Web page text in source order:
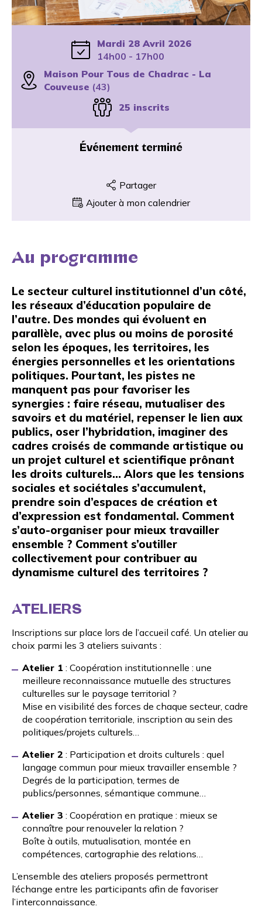
Mardi 28 Avril 2026
14h00 - 17h00
Maison Pour Tous de Chadrac - La
Couveuse (43)
25 inscrits
Événement terminé
Partager
Ajouter à mon calendrier
Au programme
Le secteur culturel institutionnel d’un côté,
les réseaux d’éducation populaire de
l’autre. Des mondes qui évoluent en
parallèle, avec plus ou moins de porosité
selon les époques, les territoires, les
énergies personnelles et les orientations
politiques. Pourtant, les pistes ne
manquent pas pour favoriser les
synergies : faire réseau, mutualiser des
savoirs et du matériel, repenser le lien aux
publics, oser l’hybridation, imaginer des
cadres croisés de commande artistique ou
un projet culturel et scientifique prônant
les droits culturels… Alors que les tensions
sociales et sociétales s’accumulent,
prendre soin d’espaces de création et
d’expression est fondamental. Comment
s’auto-organiser pour mieux travailler
ensemble ? Comment s’outiller
collectivement pour contribuer au
dynamisme culturel des territoires ?
ATELIERS
Inscriptions sur place lors de l’accueil café. Un atelier au
choix parmi les 3 ateliers suivants :
Atelier 1 : Coopération institutionnelle : une
meilleure reconnaissance mutuelle des structures
culturelles sur le paysage territorial ?
Mise en visibilité des forces de chaque secteur, cadre
de coopération territoriale, inscription au sein des
politiques/projets culturels…
Atelier 2 : Participation et droits culturels : quel
langage commun pour mieux travailler ensemble ?
Degrés de la participation, termes de
publics/personnes, sémantique commune…
Atelier 3 : Coopération en pratique : mieux se
connaître pour renouveler la relation ?
Boîte à outils, mutualisation, montée en
compétences, cartographie des relations…
L’ensemble des ateliers proposés permettront
l’échange entre les participants afin de favoriser
l’interconnaissance.